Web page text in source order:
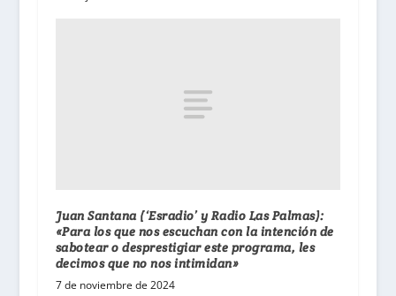
Juan Santana (‘Esradio’ y Radio Las Palmas):
«Para los que nos escuchan con la intención de
sabotear o desprestigiar este programa, les
decimos que no nos intimidan»
7 de noviembre de 2024